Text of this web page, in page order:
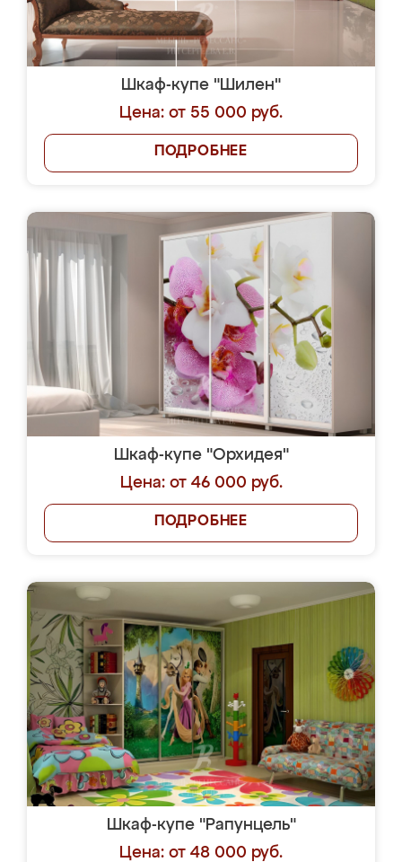
Шкаф-купе "Шилен"
Цена: от 55 000 руб.
ПОДРОБНЕЕ
Шкаф-купе "Орхидея"
Цена: от 46 000 руб.
ПОДРОБНЕЕ
Шкаф-купе "Рапунцель"
Цена: от 48 000 руб.